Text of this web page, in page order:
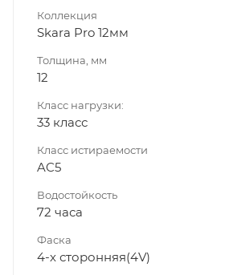
Коллекция
Skara Pro 12мм
Толщина, мм
12
Класс нагрузки:
33 класс
Класс истираемости
AC5
Водостойкость
72 часа
Фаска
4-х сторонняя(4V)